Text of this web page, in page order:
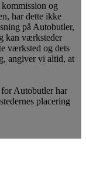
og
har dette ikke
på Autobutler,
kan værksteder
værksted og dets
angiver vi altid, at
Autobutler har
placering